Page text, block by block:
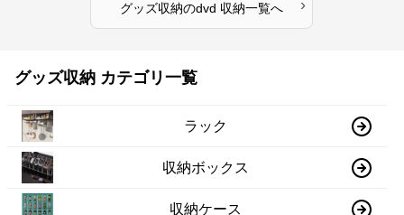
グッズ収納のdvd 収納一覧へ ›
グッズ収納 カテゴリ一覧
ラック
収納ボックス
収納ケース